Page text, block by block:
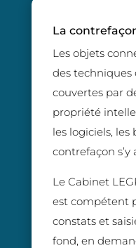
La
Les objets
des
couvertes par
propriété
les logiciels, les
contrefaçon s’y
Le Cabinet
est compétent
constats et
fond, en